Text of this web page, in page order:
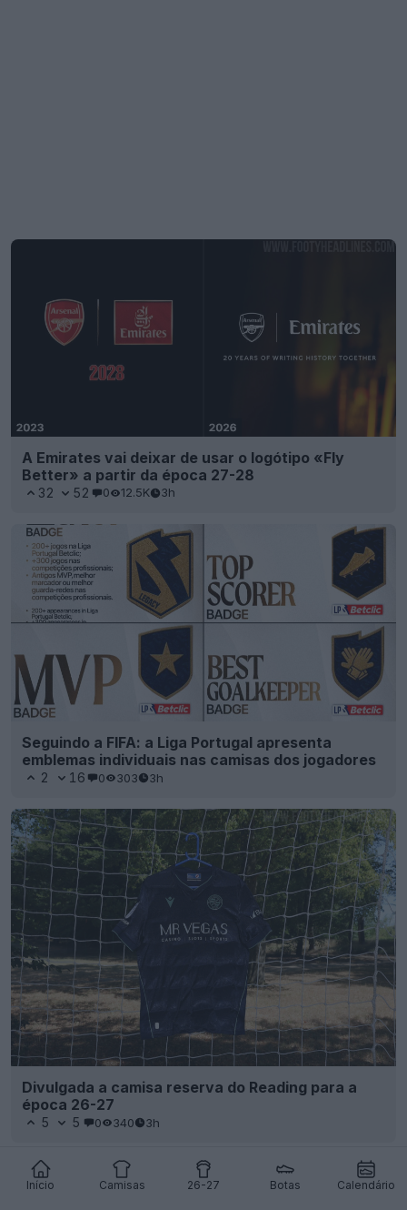
Início Camisas 26-27 Botas Calendário
A Emirates vai deixar de usar o logótipo «Fly
Better» a partir da época 27-28
32 52 0 12.5K 3h
Seguindo a FIFA: a Liga Portugal apresenta
emblemas individuais nas camisas dos jogadores
2 16 0 303 3h
Divulgada a camisa reserva do Reading para a
época 26-27
5 5 0 340 3h